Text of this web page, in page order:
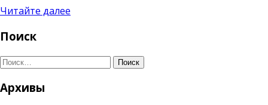
Читайте далее
Поиск
Поиск
Архивы